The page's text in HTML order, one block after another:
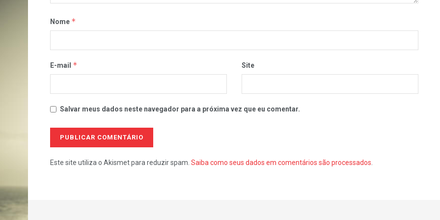
Nome *
E-mail * Site
Salvar meus dados neste navegador para a próxima vez que eu comentar.
Este site utiliza o Akismet para reduzir spam. Saiba como seus dados em comentários são processados.